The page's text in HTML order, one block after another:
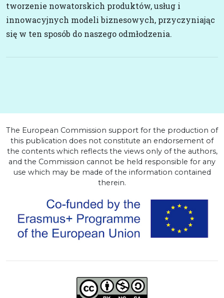
tworzenie nowatorskich produktów, usług i
innowacyjnych modeli biznesowych, przyczyniając
się w ten sposób do naszego odmłodzenia.
The European Commission support for the production of
this publication does not constitute an endorsement of
the contents which reflects the views only of the authors,
and the Commission cannot be held responsible for any
use which may be made of the information contained
therein.